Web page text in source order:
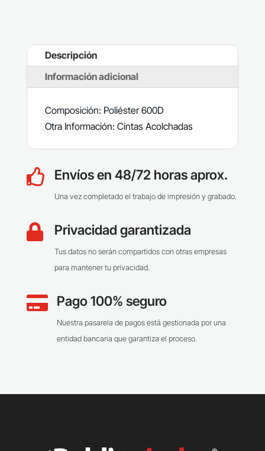
Descripción
Información adicional
Composición: Poliéster 600D
Otra Información: Cintas Acolchadas
 Envíos en 48/72 horas aprox.
Una vez completado el trabajo de impresión y grabado.
 Privacidad garantizada
Tus datos no serán compartidos con otras empresas
para mantener tu privacidad.
 Pago 100% seguro
Nuestra pasarela de pagos está gestionada por una
entidad bancaria que garantiza el proceso.